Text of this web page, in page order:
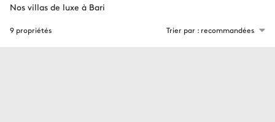
9 propriétés Trier par : recommandées
Nos villas de luxe à Bari